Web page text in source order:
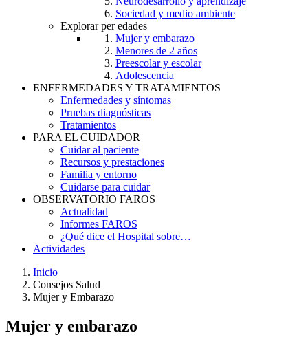
Sociedad y medio ambiente
Explorar per edades
Mujer y embarazo
Menores de 2 años
Preescolar y escolar
Adolescencia
ENFERMEDADES Y TRATAMIENTOS
Enfermedades y síntomas
Pruebas diagnósticas
Tratamientos
PARA EL CUIDADOR
Cuidar al paciente
Recursos y prestaciones
Familia y entorno
Cuidarse para cuidar
OBSERVATORIO FAROS
Actualidad
Informes FAROS
¿Qué dice el Hospital sobre…
Actividades
Breadcrumb
Inicio
Consejos Salud
Mujer y Embarazo
Mujer y embarazo